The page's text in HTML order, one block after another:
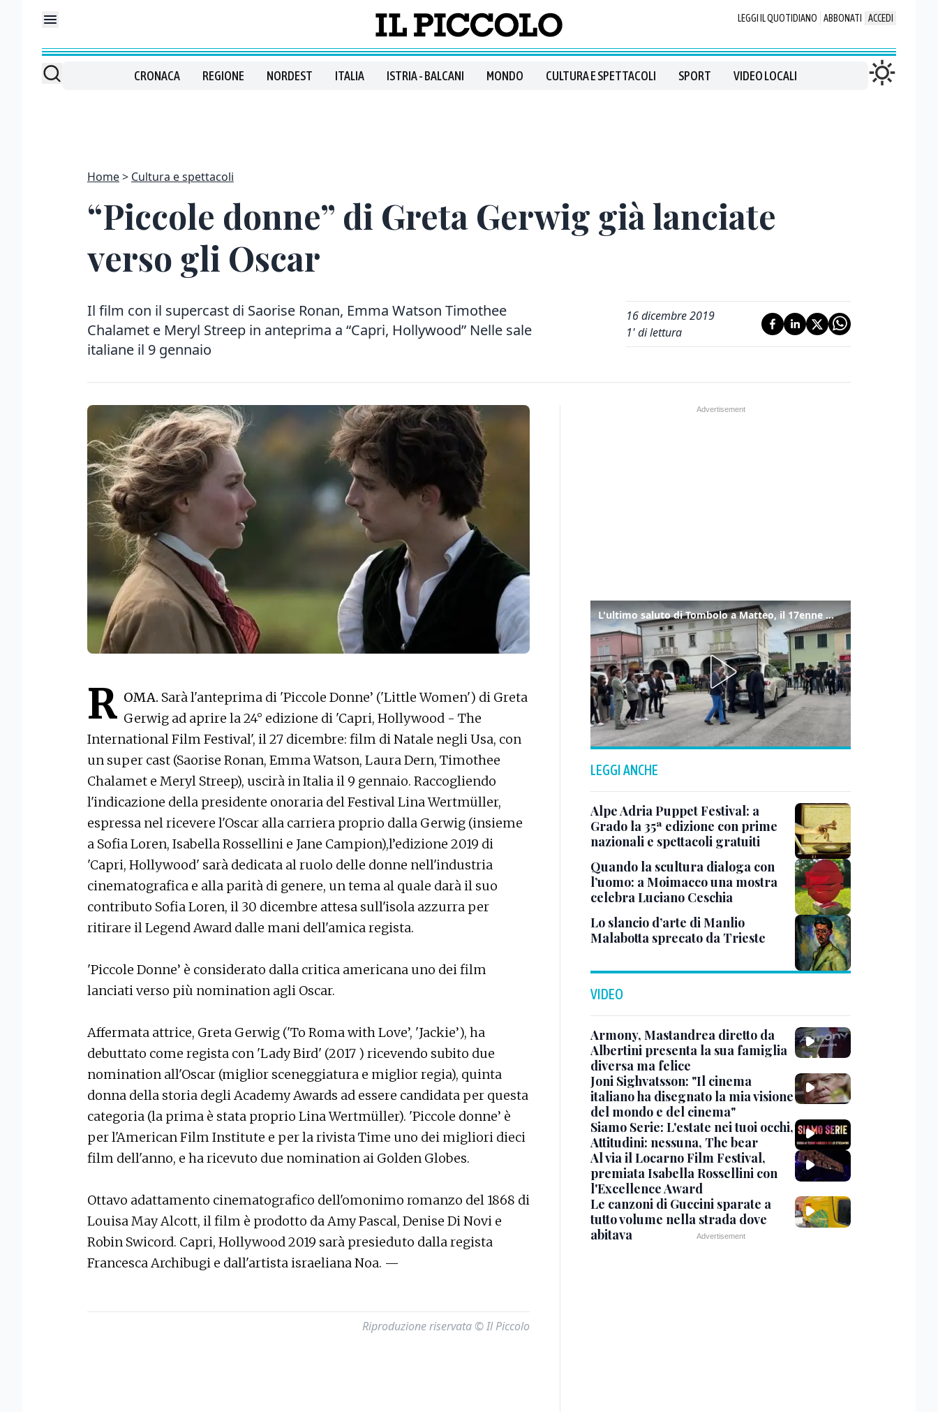
LEGGI IL QUOTIDIANO ABBONATI ACCEDI
CRONACA REGIONE NORDEST ITALIA ISTRIA - BALCANI MONDO CULTURA E SPETTACOLI SPORT VIDEO LOCALI
Home Cultura e spettacoli
“Piccole donne” di Greta Gerwig già lanciate
verso gli Oscar
Il film con il supercast di Saorise Ronan, Emma Watson Timothee
Chalamet e Meryl Streep in anteprima a “Capri, Hollywood” Nelle sale
italiane il 9 gennaio
16 dicembre 2019
1' di lettura
R OMA. Sarà l'anteprima di 'Piccole Donne’ ('Little Women') di Greta
Gerwig ad aprire la 24° edizione di 'Capri, Hollywood - The
International Film Festival', il 27 dicembre: film di Natale negli Usa, con
un super cast (Saorise Ronan, Emma Watson, Laura Dern, Timothee
Chalamet e Meryl Streep), uscirà in Italia il 9 gennaio. Raccogliendo
l'indicazione della presidente onoraria del Festival Lina Wertmüller,
espressa nel ricevere l'Oscar alla carriera proprio dalla Gerwig (insieme
a Sofia Loren, Isabella Rossellini e Jane Campion),l’edizione 2019 di
'Capri, Hollywood' sarà dedicata al ruolo delle donne nell'industria
cinematografica e alla parità di genere, un tema al quale darà il suo
contributo Sofia Loren, il 30 dicembre attesa sull'isola azzurra per
ritirare il Legend Award dalle mani dell'amica regista.
'Piccole Donne’ è considerato dalla critica americana uno dei film
lanciati verso più nomination agli Oscar.
Affermata attrice, Greta Gerwig ('To Roma with Love’, 'Jackie’), ha
debuttato come regista con 'Lady Bird' (2017 ) ricevendo subito due
nomination all'Oscar (miglior sceneggiatura e miglior regia), quinta
donna della storia degli Academy Awards ad essere candidata per questa
categoria (la prima è stata proprio Lina Wertmüller). 'Piccole donne’ è
per l'American Film Institute e per la rivista Time uno dei migliori dieci
film dell'anno, e ha ricevuto due nomination ai Golden Globes.
Ottavo adattamento cinematografico dell'omonimo romanzo del 1868 di
Louisa May Alcott, il film è prodotto da Amy Pascal, Denise Di Novi e
Robin Swicord. Capri, Hollywood 2019 sarà presieduto dalla regista
Francesca Archibugi e dall'artista israeliana Noa. —
Riproduzione riservata © Il Piccolo
L'ultimo saluto di Tombolo a Matteo, il 17enne morto di tumore. Il video
LEGGI ANCHE
Alpe Adria Puppet Festival: a
Grado la 35ª edizione con prime
nazionali e spettacoli gratuiti
Quando la scultura dialoga con
l’uomo: a Moimacco una mostra
celebra Luciano Ceschia
Lo slancio d’arte di Manlio
Malabotta sprecato da Trieste
VIDEO
Armony, Mastandrea diretto da
Albertini presenta la sua famiglia
diversa ma felice
Joni Sighvatsson: "Il cinema
italiano ha disegnato la mia visione
del mondo e del cinema"
Siamo Serie: L'estate nei tuoi occhi,
Attitudini: nessuna, The bear
Al via il Locarno Film Festival,
premiata Isabella Rossellini con
l'Excellence Award
Le canzoni di Guccini sparate a
tutto volume nella strada dove
abitava